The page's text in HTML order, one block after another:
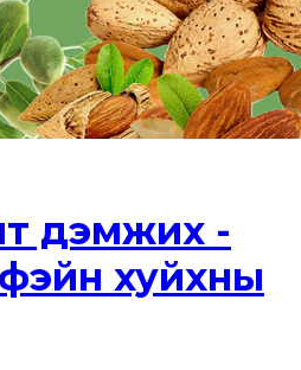
дэмжих -
хуйхны